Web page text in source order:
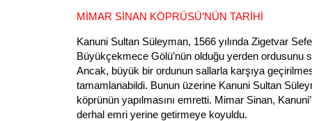
MİMAR SİNAN KÖPRÜSÜ’NÜN TARİHİ
Kanuni Sultan Süleyman, 1566 yılında Zigetvar
Büyükçekmece Gölü’nün olduğu yerden ordusunu
Ancak, büyük bir ordunun sallarla karşıya
tamamlanabildi. Bunun üzerine Kanuni Sultan
köprünün yapılmasını emretti. Mimar Sinan,
derhal emri yerine getirmeye koyuldu.